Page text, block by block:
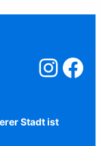
Salzstreuner
Stadt ist